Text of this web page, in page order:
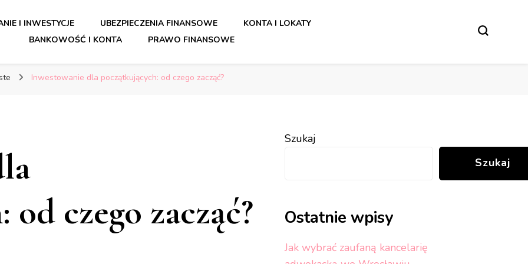
dla bezpiecznych finansów.
dla bezpiecznych finansów.
I INWESTYCJE UBEZPIECZENIA FINANSOWE
KONTA I LOKATY
BANKOWOŚĆ I KONTA
PRAWO FINANSOWE
Inwestowanie dla początkujących: od czego zacząć?
czego zacząć?
Szukaj
Szukaj
Ostatnie wpisy
Jak wybrać zaufaną kancelarię